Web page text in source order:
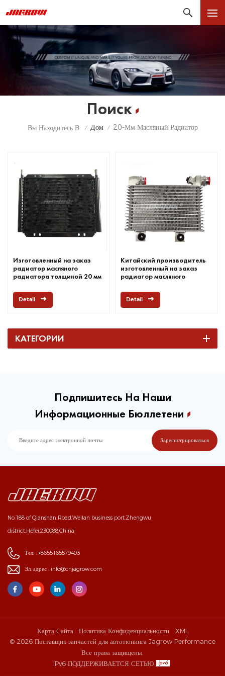
Поиск
Вы Находитесь В: / Дом / 20-Мм Масляный Радиатор
Изготовленный на заказ
радиатор масляного
радиатора толщиной 20 мм
Detail
Китайский производитель
изготовленный на заказ
радиатор масляного
Detail
КАТЕГОРИИ
Подпишитесь На Наши
Информационные Бюллетени
No.188 of Qianshan Road,Weilan business port,Zhengwu
district,Hefei,230088,China
Тел. : +8655165579403
Эл. адрес : info@cnjagrow.com
Карта Сайта Политика Конфиденциальности
XML
© 2026 Поставщик запчастей для автотюнинга Jagrow Performance
Все права защищены.
IPv6 ПОДДЕРЖИВАЕТСЯ СЕТЬЮ